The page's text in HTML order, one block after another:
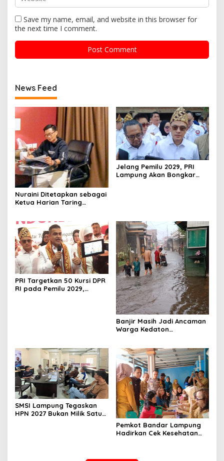
Save my name, email, and website in this browser for
the next time I comment.
News Feed
Nuraini Ditetapkan sebagai
Ketua Harian Taring
Jelang Pemilu 2029, PRI
Lampung Akan Bongkar
PRI Targetkan 50 Kursi DPR
RI pada Pemilu 2029,
Banjir Masih Jadi Ancaman
Warga Kedaton
SMSI Lampung Tegaskan
HPN 2027 Bukan Milik Satu
Pemkot Bandar Lampung
Hadirkan Cek Kesehatan